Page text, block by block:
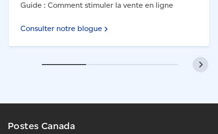
Guide : Comment stimuler la vente en ligne
Consulter notre blogue
Postes Canada